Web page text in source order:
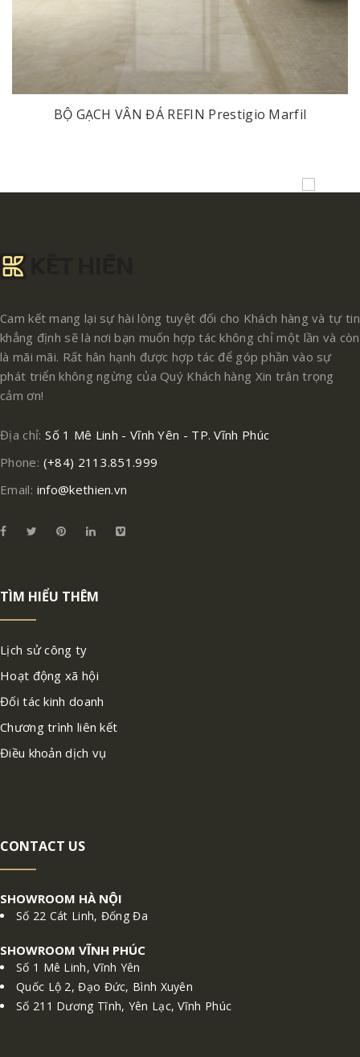
BỘ GẠCH VÂN ĐÁ REFIN Prestigio Marfil
Cam kết mang lại sự hài lòng tuyệt đối cho Khách hàng và tự tin
khẳng định sẽ là nơi bạn muốn hợp tác không chỉ một lần và còn
là mãi mãi. Rất hân hạnh được hợp tác để góp phần vào sự
phát triển không ngừng của Quý Khách hàng Xin trân trọng
cảm ơn!
Địa chỉ: Số 1 Mê Linh - Vĩnh Yên - TP. Vĩnh Phúc
Phone: (+84) 2113.851.999
Email: info@kethien.vn
TÌM HIỂU THÊM
Lịch sử công ty
Hoạt động xã hội
Đối tác kinh doanh
Chương trình liên kết
Điều khoản dịch vụ
CONTACT US
SHOWROOM HÀ NỘI
Số 22 Cát Linh, Đống Đa
SHOWROOM VĨNH PHÚC
Số 1 Mê Linh, Vĩnh Yên
Quốc Lộ 2, Đạo Đức, Bình Xuyên
Số 211 Dương Tĩnh, Yên Lạc, Vĩnh Phúc